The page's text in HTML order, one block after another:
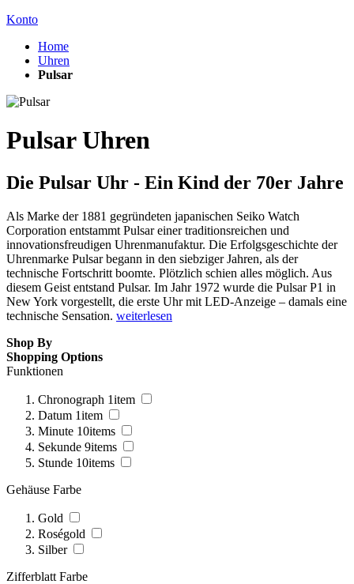
Konto
Home
Uhren
Pulsar
Pulsar Uhren
Die Pulsar Uhr - Ein Kind der 70er Jahre
Als Marke der 1881 gegründeten japanischen Seiko Watch
Corporation entstammt Pulsar einer traditionsreichen und
innovationsfreudigen Uhrenmanufaktur. Die Erfolgsgeschichte der
Uhrenmarke Pulsar begann in den siebziger Jahren, als der
technische Fortschritt boomte. Plötzlich schien alles möglich. Aus
diesem Geist entstand Pulsar. Im Jahr 1972 wurde die Pulsar P1 in
New York vorgestellt, die erste Uhr mit LED-Anzeige – damals eine
technische Sensation. weiterlesen
Shop By
Shopping Options
Funktionen
Chronograph 1item
Datum 1item
Minute 10items
Sekunde 9items
Stunde 10items
Gehäuse Farbe
Gold
Roségold
Silber
Zifferblatt Farbe